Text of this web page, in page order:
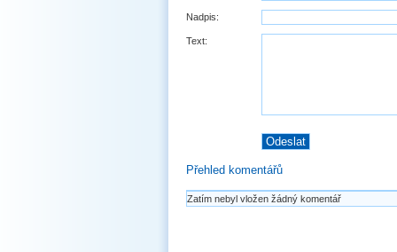
Nadpis:
Text:
Přehled komentářů
Zatím nebyl vložen žádný komentář